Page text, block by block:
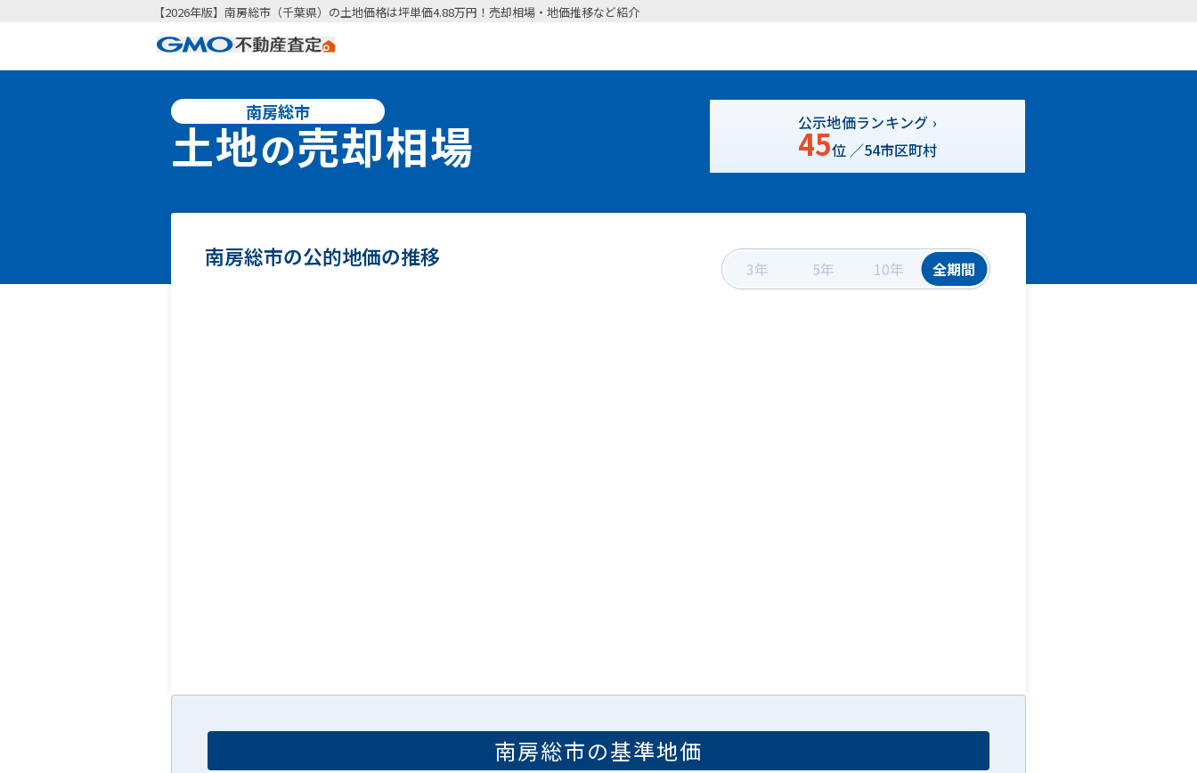
【2026年版】南房総市（千葉県）の土地価格は坪単価4.88万円！売却相場・地価推移など紹介
南房総市
土地の売却相場 公示地価ランキング ›
45位 ／54市区町村
南房総市の公的地価の推移 3年 5年 10年 全期間
南房総市の基準地価